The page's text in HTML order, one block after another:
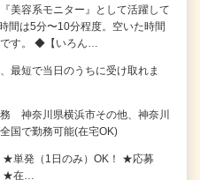
美容系モニター』として活躍して
間は5分〜10分程度。空いた時間
す。 ◆【いろん…
短で当日のうちに受け取れま
神奈川県横浜市その他、神奈川
国で勤務可能(在宅OK)
★単発（1日のみ）OK！ ★応募
★在…